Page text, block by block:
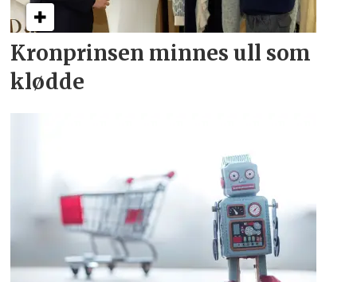
Kronprinsen minnes ull som
klødde